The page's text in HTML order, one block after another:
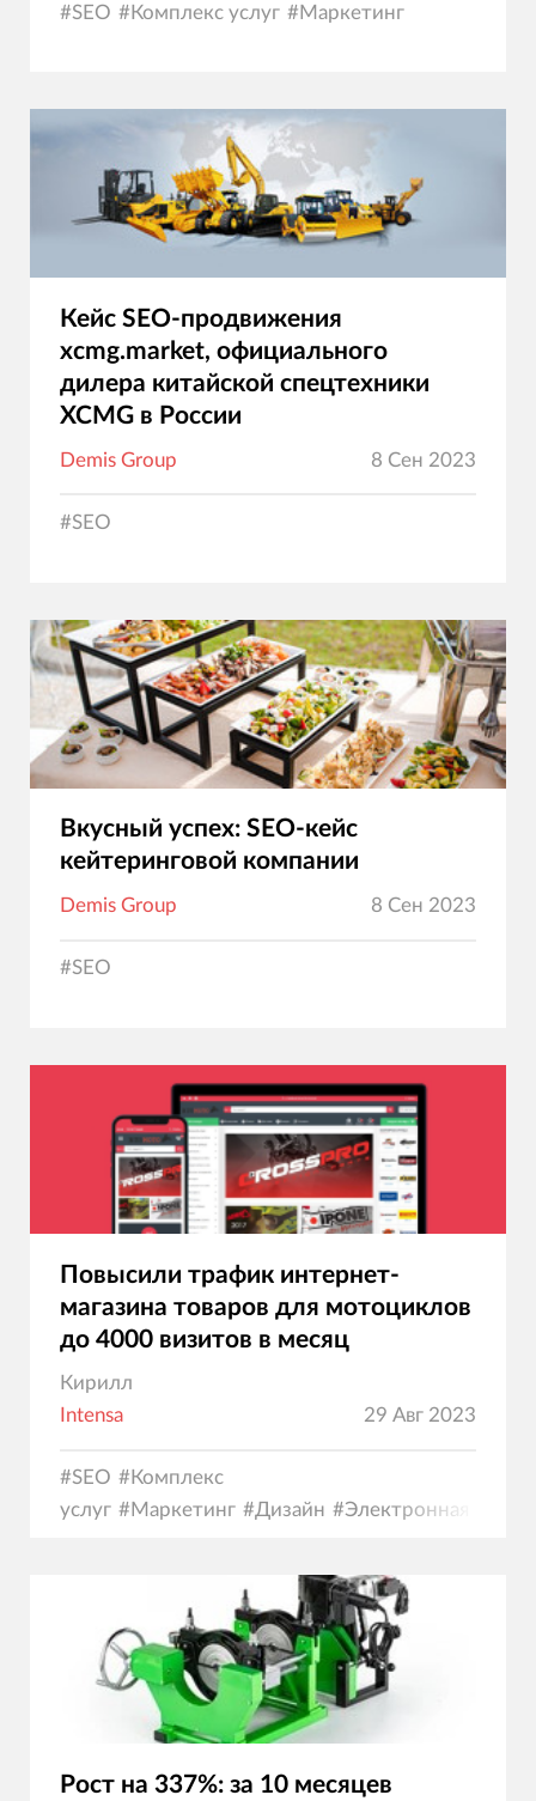
#SEO #Комплекс услуг #Маркетинг
Кейс SEO-продвижения
xcmg.market, официального
дилера китайской спецтехники
XCMG в России
Demis Group 8 Сен 2023
#SEO
Вкусный успех: SEO-кейс
кейтеринговой компании
Demis Group 8 Сен 2023
#SEO
Повысили трафик интернет-
магазина товаров для мотоциклов
до 4000 визитов в месяц
Кирилл
Intensa
29 Авг 2023
#SEO #Комплекс
услуг #Маркетинг #Дизайн #Электронная
Рост на 337%: за 10 месяцев